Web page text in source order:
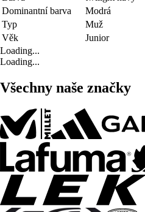
Dominantní barva
Modrá
Typ
Muž
Věk
Junior
Loading...
Loading...
Všechny naše značky